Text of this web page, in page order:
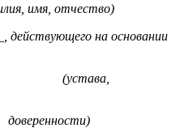
действующего на основании
(устава,